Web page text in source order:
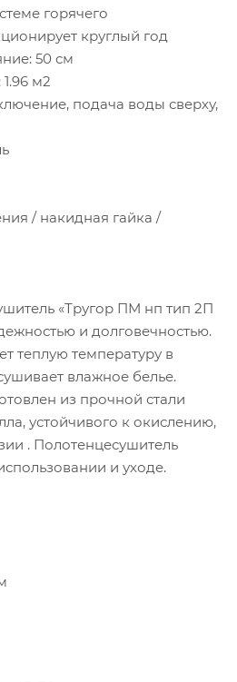
горячего
круглый год
50 см
м2
подача воды сверху,
/ накидная гайка /
«Тругор ПМ нп тип 2П
и долговечностью.
теплую температуру в
влажное белье.
из прочной стали
устойчивого к окислению,
. Полотенцесушитель
и уходе.